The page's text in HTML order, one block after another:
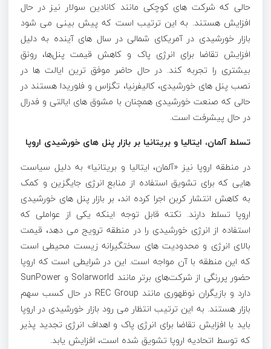
حالی که شرکت ‌های کوچکی مانند کانادین سولار نیز در حال
افزایش هستند. به این ترتیب است که پیش‌ بینی می‌ شود
بازار خورشیدی در آمریکای شمالی در سال ‌های آینده به دلیل
افزایش تقاضا برای انرژی پاک و کاهش قیمت پنل‌ها، رونق
بیشتری را تجربه کند. در حال حاضر موفق ترین ایالت ‌ها در
نصب پنل‌ های خورشیدی، کالیفرنیا، تگزاس و فلوریدا هستند در
حالی که صنعت خورشیدی همچنان با مشوق ‌های ایالتی و فدرال
در حال پیشرفت است.
تسلط آلمان، ایتالیا و بریتانیا بر بازار پنل های خورشیدی اروپا
در منطقه اروپا نیز «آلمان، ایتالیا و بریتانیا» به دلیل سیاست‌
هایی که برای تشویق استفاده از منابع انرژی جایگزین و کمک
به کاهش انتشار کربن اجرا کرده ‌اند، بر بازار پنل‌ های خورشیدی
اروپا تسلط دارند. نکته قابل توجه اینکه یکی از عواملی که
استفاده از انرژی خورشیدی را در منطقه ترویج می ‌دهد، قیمت
بالای انرژی و محدودیت ‌های سختگیرانه زیست‌ محیطی است
که این منطقه با آن مواجه است. این در شرایطی است که اروپا
حضور پررنگی از شرکت‌های برتر مانند Solarworld و SunPower
دارد و بازیگران نوظهوری مانند REC Group در حال کسب سهم
بازار هستند. به این ترتیب انتظار می رود بازار خورشیدی در اروپا
باید با افزایش تقاضا برای انرژی پاک و اهداف انرژی تجدید پذیر
که توسط اتحادیه اروپا تشویق شده است، افزایش یابد.